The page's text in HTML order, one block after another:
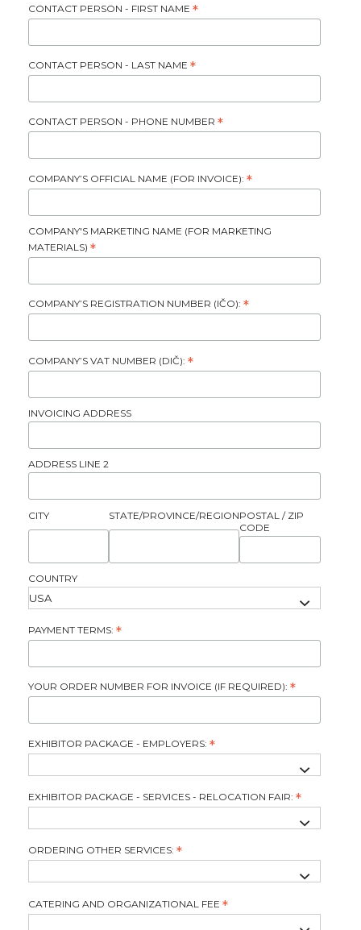
CONTACT PERSON - FIRST NAME *
CONTACT PERSON - LAST NAME *
CONTACT PERSON - PHONE NUMBER *
COMPANY’S OFFICIAL NAME (FOR INVOICE): *
COMPANY'S MARKETING NAME (FOR MARKETING
MATERIALS) *
COMPANY’S REGISTRATION NUMBER (IČO): *
COMPANY’S VAT NUMBER (DIČ): *
INVOICING ADDRESS
ADDRESS LINE 2
CITY STATE/PROVINCE/REGIONPOSTAL / ZIP
CODE
COUNTRY
PAYMENT TERMS: *
YOUR ORDER NUMBER FOR INVOICE (IF REQUIRED): *
EXHIBITOR PACKAGE - EMPLOYERS: *
EXHIBITOR PACKAGE - SERVICES - RELOCATION FAIR: *
ORDERING OTHER SERVICES: *
CATERING AND ORGANIZATIONAL FEE *